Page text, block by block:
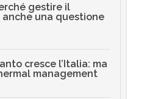
gestire il
una questione
cresce l’Italia: ma
management